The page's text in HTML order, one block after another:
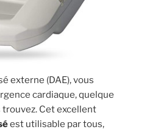
externe (DAE), vous
cardiaque, quelque
trouvez. Cet excellent
est utilisable par tous,